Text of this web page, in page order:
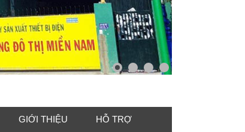
GIỚI THIỆU HỖ TRỢ